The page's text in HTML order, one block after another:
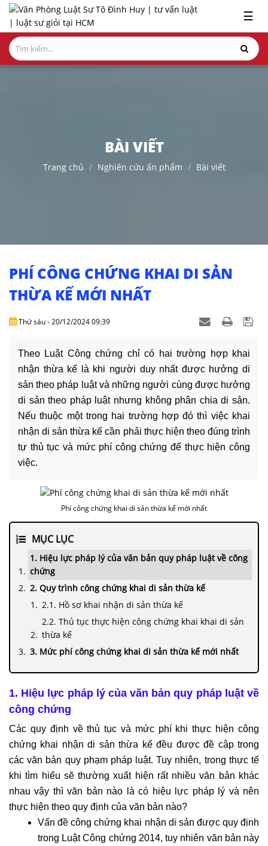
x
GIỚI
THIỆU
DỊCH
VĂN
BẢN
THỦ
TỤC
LIÊN
HỆ
☰
BÀI VIẾT
Trang chủ Nghiên cứu ấn phẩm Bài viết
PHÍ CÔNG CHỨNG KHAI DI SẢN
THỪA KẾ MỚI NHẤT
Thứ sáu - 20/12/2024 09:39
Theo Luật Công chứng chỉ có hai trường hợp khai
nhận thừa kế là khi người duy nhất được hưởng di
sản theo pháp luật và những người cùng được hưởng
di sản theo pháp luật nhưng không phân chia di sản.
Nếu thuộc một trong hai trường hợp đó thì việc khai
nhận di sản thừa kế cần phải thực hiện theo đúng trình
tự thủ tục và mức phí công chứng để thực hiện công
việc.
Phí công chứng khai di sản thừa kế mới nhất
MỤC LỤC
1. Hiệu lực pháp lý của văn bản quy pháp luật về công
chứng
2. Quy trình công chứng khai di sản thừa kế
2.1. Hồ sơ khai nhận di sản thừa kế
2.2. Thủ tục thực hiện công chứng khai khai di sản
thừa kế
3. Mức phí công chứng khai di sản thừa kế mới nhất
1. Hiệu lực pháp lý của văn bản quy pháp luật về
công chứng
Các quy định về thủ tục và mức phí khi thực hiện công
chứng khai nhận di sản thừa kế đều được đề cập trong
các văn bản quy phạm pháp luật. Tuy nhiên, trong thực tế
khi tìm hiểu sẽ thường xuất hiện rất nhiều văn bản khác
nhau vậy thì văn bản nào là có hiệu lực pháp lý và nên
thực hiện theo quy định của văn bản nào?
Vấn đề công chứng khai nhận di sản được quy định
trong Luật Công chứng 2014, tuy nhiên văn bản này